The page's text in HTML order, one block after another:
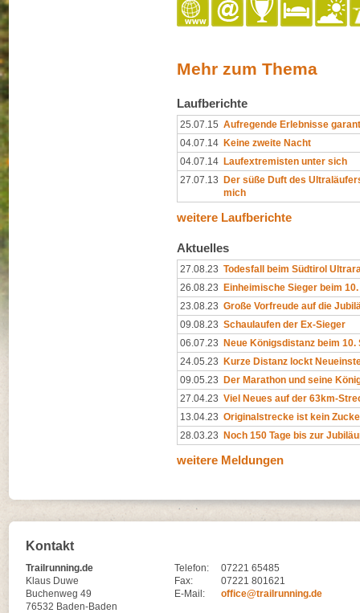
Mehr zum Thema
Laufberichte
25.07.15 Aufregende Erlebnisse
04.07.14 Keine zweite Nacht
04.07.14 Laufextremisten unter sich
27.07.13 Der süße Duft des
mich
weitere Laufberichte
Aktuelles
27.08.23 Todesfall beim Südtirol
26.08.23 Einheimische Sieger beim
23.08.23 Große Vorfreude auf die
09.08.23 Schaulaufen der Ex-Sieger
06.07.23 Neue Königsdistanz beim
24.05.23 Kurze Distanz lockt
09.05.23 Der Marathon und seine
27.04.23 Viel Neues auf der 63km-
13.04.23 Originalstrecke ist kein
28.03.23 Noch 150 Tage bis zur
weitere Meldungen
Kontakt
Trailrunning.de
Klaus Duwe
Buchenweg 49
76532 Baden-Baden
Telefon:
07221 65485
Fax:
07221 801621
E-Mail:
office@trailrunning.de